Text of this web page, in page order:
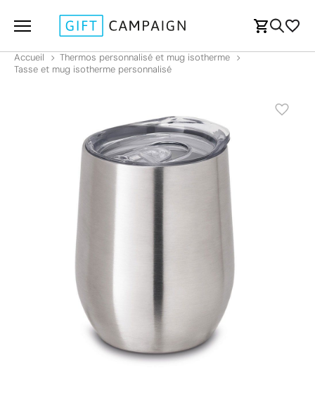
Accueil
Thermos personnalisé et mug isotherme
Tasse et mug isotherme personnalisé